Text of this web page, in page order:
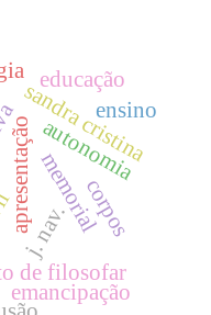
apresentaçãoj. nav.
sandra cristina
memorialcorpos
de filosofar
educação
autonomia
emancipação
ensino